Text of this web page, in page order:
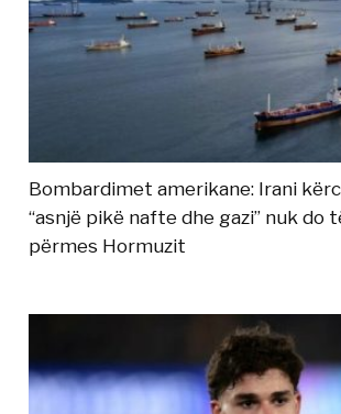
Bombardimet amerikane: Irani
“asnjë pikë nafte dhe gazi” nuk do
përmes Hormuzit